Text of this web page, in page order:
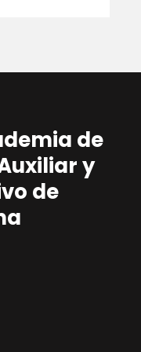
de
y
de